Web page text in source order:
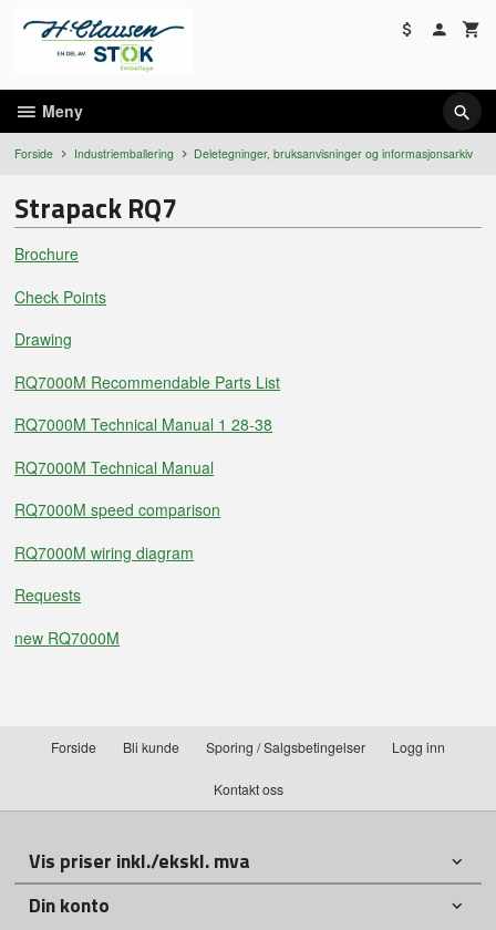
innholdet
Meny
Forside Industriemballering Deletegninger, bruksanvisninger og informasjonsarkiv
Strapack RQ7
Brochure
Check Points
Drawing
RQ7000M Recommendable Parts List
RQ7000M Technical Manual 1 28-38
RQ7000M Technical Manual
RQ7000M speed comparison
RQ7000M wiring diagram
Requests
new RQ7000M
Forside Bli kunde Sporing / Salgsbetingelser Logg inn
Kontakt oss
Vis priser inkl./ekskl. mva
Din konto